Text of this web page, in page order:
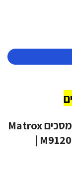
כרטיס גרפי תומך יציאה כפולה ל 2 מסכים Matrox
|